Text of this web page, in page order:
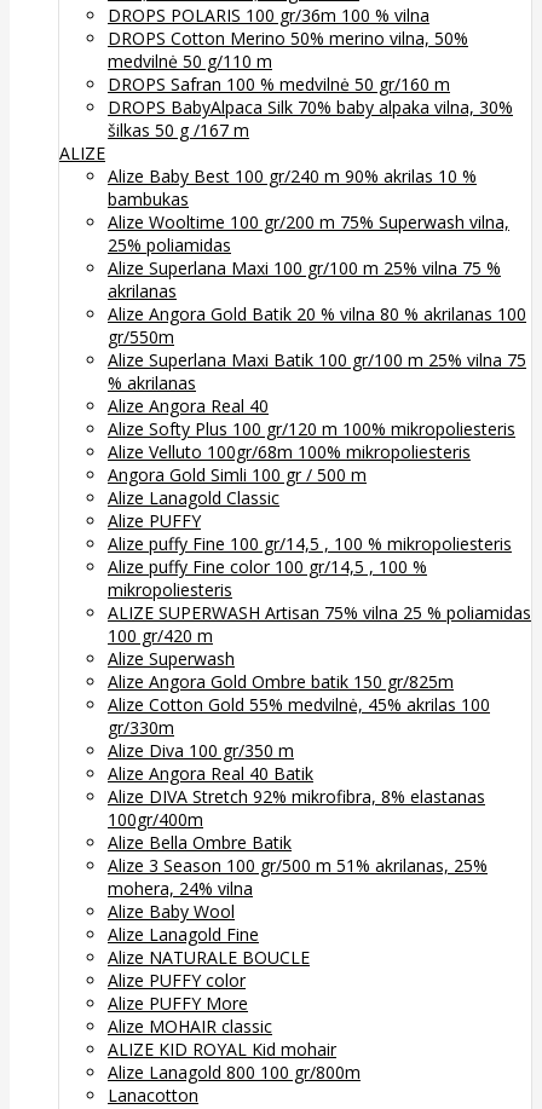
DROPS POLARIS 100 gr/36m 100 % vilna
DROPS Cotton Merino 50% merino vilna, 50%
medvilnė 50 g/110 m
DROPS Safran 100 % medvilnė 50 gr/160 m
DROPS BabyAlpaca Silk 70% baby alpaka vilna, 30%
šilkas 50 g /167 m
ALIZE
Alize Baby Best 100 gr/240 m 90% akrilas 10 %
bambukas
Alize Wooltime 100 gr/200 m 75% Superwash vilna,
25% poliamidas
Alize Superlana Maxi 100 gr/100 m 25% vilna 75 %
akrilanas
Alize Angora Gold Batik 20 % vilna 80 % akrilanas 100
gr/550m
Alize Superlana Maxi Batik 100 gr/100 m 25% vilna 75
% akrilanas
Alize Angora Real 40
Alize Softy Plus 100 gr/120 m 100% mikropoliesteris
Alize Velluto 100gr/68m 100% mikropoliesteris
Angora Gold Simli 100 gr / 500 m
Alize Lanagold Classic
Alize PUFFY
Alize puffy Fine 100 gr/14,5 , 100 % mikropoliesteris
Alize puffy Fine color 100 gr/14,5 , 100 %
mikropoliesteris
ALIZE SUPERWASH Artisan 75% vilna 25 % poliamidas
100 gr/420 m
Alize Superwash
Alize Angora Gold Ombre batik 150 gr/825m
Alize Cotton Gold 55% medvilnė, 45% akrilas 100
gr/330m
Alize Diva 100 gr/350 m
Alize Angora Real 40 Batik
Alize DIVA Stretch 92% mikrofibra, 8% elastanas
100gr/400m
Alize Bella Ombre Batik
Alize 3 Season 100 gr/500 m 51% akrilanas, 25%
mohera, 24% vilna
Alize Baby Wool
Alize Lanagold Fine
Alize NATURALE BOUCLE
Alize PUFFY color
Alize PUFFY More
Alize MOHAIR classic
ALIZE KID ROYAL Kid mohair
Alize Lanagold 800 100 gr/800m
Lanacotton